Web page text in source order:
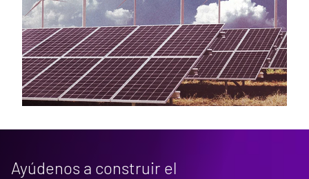
Ayúdenos a construir el